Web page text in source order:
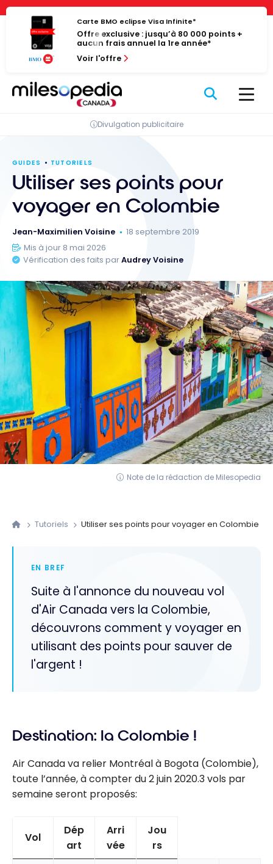
Panneau de gestion des cookies
Passer
contenu
Carte BMO eclipse Visa Infinite*
Offre exclusive : jusqu’à 80 000 points +
aucun frais annuel la 1re année*
Voir l'offre
Divulgation publicitaire
GUIDES TUTORIELS
Utiliser ses points pour
voyager en Colombie
Jean-Maximilien Voisine
18 septembre 2019
Mis à jour 8 mai 2026
Vérification des faits parAudrey Voisine
Note de la rédaction de Milesopedia
Tutoriels Utiliser ses points pour voyager en Colombie
EN BREF
Suite à l'annonce du nouveau vol
d'Air Canada vers la Colombie,
découvrons comment y voyager en
utilisant des points pour sauver de
l'argent !
Destination: la Colombie !
Air Canada va relier Montréal à Bogota (Colombie),
toute l’année, à compter du 2 juin 2020.3 vols par
semaine seront proposés:
Vol
Dép
art
Arri
vée
Jou
rs